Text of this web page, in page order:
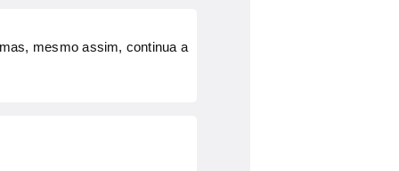
mesmo assim, continua a